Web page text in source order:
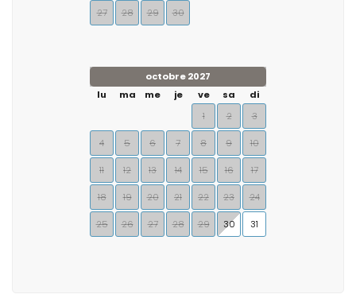
27 28 29 30
octobre 2027
lu
ma me je ve sa
di
1
2 3
4 5 6 7 8 9 10
11 12 13 14 15 16 17
18 19 20 21 22 23 24
25 26 27 28 29 30 31